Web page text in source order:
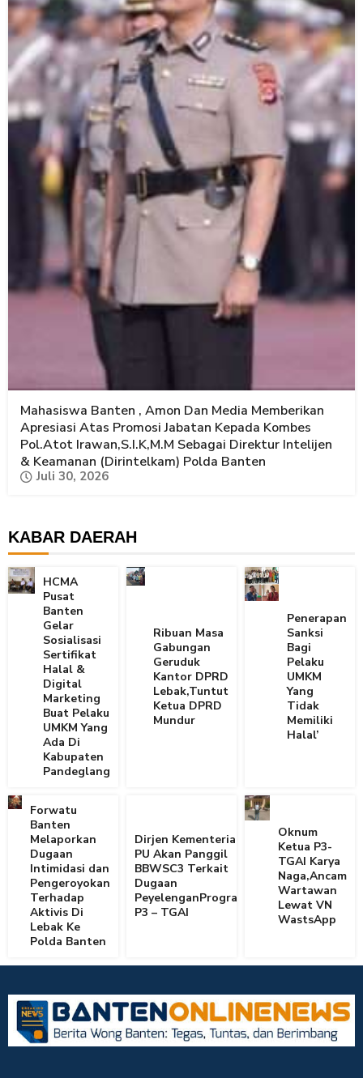
Mahasiswa Banten , Amon Dan Media Memberikan
Apresiasi Atas Promosi Jabatan Kepada Kombes
Pol.Atot Irawan,S.I.K,M.M Sebagai Direktur Intelijen
& Keamanan (Dirintelkam) Polda Banten
Juli 30, 2026
KABAR DAERAH
HCMA
Pusat
Banten
Gelar
Sosialisasi
Sertifikat
Halal &
Digital
Marketing
Buat Pelaku
UMKM Yang
Ada Di
Kabupaten
Pandeglang
Ribuan Masa
Gabungan
Geruduk
Kantor DPRD
Lebak,Tuntut
Ketua DPRD
Mundur
Penerapan
Sanksi
Bagi
Pelaku
UMKM
Yang
Tidak
Memiliki
Halal’
Forwatu
Banten
Melaporkan
Dugaan
Intimidasi dan
Pengeroyokan
Terhadap
Aktivis Di
Lebak Ke
Polda Banten
Dirjen Kementerian
PU Akan Panggil
BBWSC3 Terkait
Dugaan
PeyelenganProgram
P3 – TGAI
Oknum
Ketua P3-
TGAI Karya
Naga,Ancam
Wartawan
Lewat VN
WastsApp